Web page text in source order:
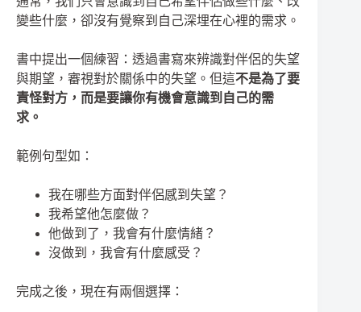
變些什麼，卻沒有覺察到自己深埋在心裡的需求。
書中提出一個練習：透過書寫來辨識對伴侶的失望
與期望，審視對於關係中的失望。但這不是為了要
責怪對方，而是要讓你有機會意識到自己的需
求。
範例句型如：
我在哪些方面對伴侶感到失望？
我希望他怎麼做？
他做到了，我會有什麼情緒？
沒做到，我會有什麼感受？
完成之後，現在有兩個選擇：